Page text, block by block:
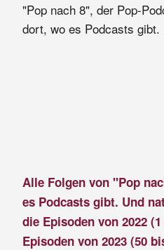
"Pop nach 8", der Pop-
dort, wo es Podcasts
Alle Folgen von "Pop
es Podcasts gibt. Und
die Episoden von 2022
Episoden von 2023 (50